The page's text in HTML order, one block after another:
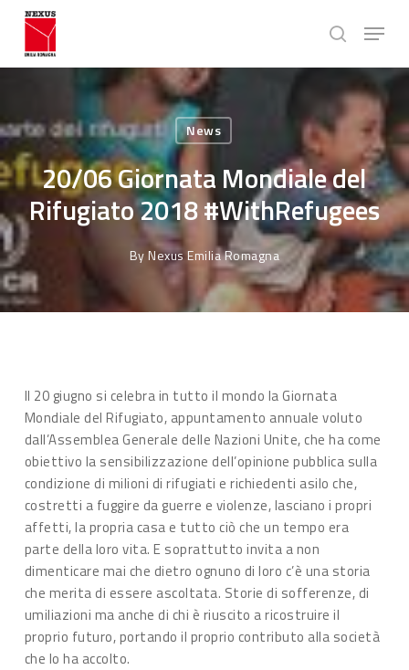
Skip
main
search
Menu
News
20/06 Giornata Mondiale del
Rifugiato 2018 #WithRefugees
By Nexus Emilia Romagna
Il 20 giugno si celebra in tutto il mondo la Giornata
Mondiale del Rifugiato, appuntamento annuale voluto
dall’Assemblea Generale delle Nazioni Unite, che ha come
obiettivo la sensibilizzazione dell’opinione pubblica sulla
condizione di milioni di rifugiati e richiedenti asilo che,
costretti a fuggire da guerre e violenze, lasciano i propri
affetti, la propria casa e tutto ciò che un tempo era
parte della loro vita. E soprattutto invita a non
dimenticare mai che dietro ognuno di loro c’è una storia
che merita di essere ascoltata. Storie di sofferenze, di
umiliazioni ma anche di chi è riuscito a ricostruire il
proprio futuro, portando il proprio contributo alla società
che lo ha accolto.
Menu